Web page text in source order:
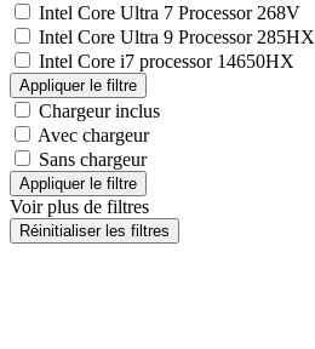
Intel Core Ultra 7 Processor 268V
Intel Core Ultra 9 Processor 285HX
Intel Core i7 processor 14650HX
Chargeur inclus
Avec chargeur
Sans chargeur
Voir plus de filtres